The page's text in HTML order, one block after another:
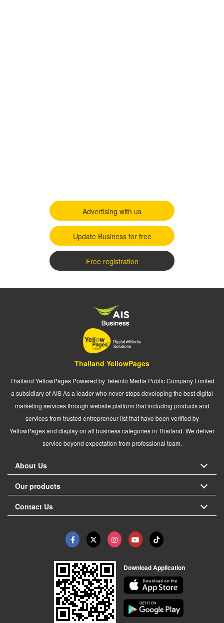
Advertising with us
Update Business for free
Free registration
Thailand YellowPages
Thailand YellowPages Powered by Teleinfo Media Public Company Limited
a subsidiary of AIS As a leader who never stops developing the best digital
marketing services through website platform that including products and
services from trusted entrepreneur list that have been verified by
YellowPages and display on all business categories in Thailand. We deliver
service beyond expectation from professional team.
About Us
Our products
Contact Us
Download Application